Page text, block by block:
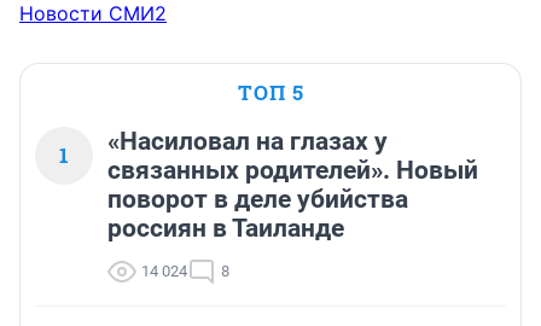
Новости СМИ2
ТОП 5
1
«Насиловал на глазах у
связанных родителей». Новый
поворот в деле убийства
россиян в Таиланде
14 024 8